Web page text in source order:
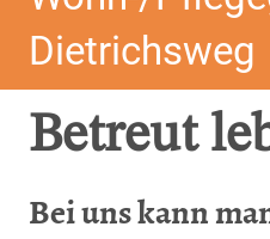
Dietrichsweg
Betreut
Bei uns kann